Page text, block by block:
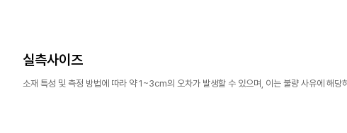
실측사이즈
소재 특성 및 측정 방법에 따라 약 1~3cm의 오차가 발생할 수 있으며, 이는 불량 사유에 해당